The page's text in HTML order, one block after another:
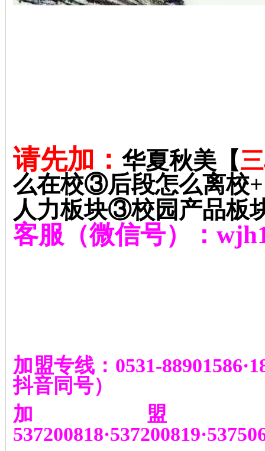
请先加： 华夏秋美【
么在校③后段怎么离校+
人力板块③校园产品板
客服（微信号）：
加盟专线： 0531-88901586·
抖音同号）
加盟
537200818·537200819·